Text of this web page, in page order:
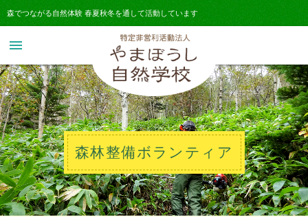
森でつながる自然体験 春夏秋冬を通して活動しています
menu
森林整備ボランティア